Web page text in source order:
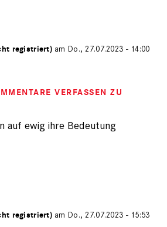
registriert)am Do., 27.07.2023 - 14:00
VERFASSEN ZU
auf ewig ihre Bedeutung
registriert)am Do., 27.07.2023 - 15:53